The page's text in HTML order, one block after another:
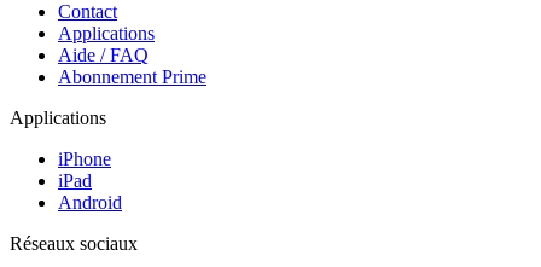
Contact
Applications
Aide / FAQ
Abonnement Prime
Applications
iPhone
iPad
Android
Réseaux sociaux